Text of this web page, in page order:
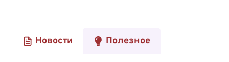
Новости Полезное